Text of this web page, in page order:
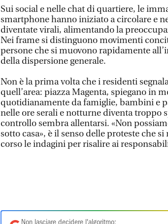
Sui social e nelle chat di quartiere, le
smartphone hanno iniziato a circolare e
diventate virali, alimentando la
Nei frame si distinguono movimenti
persone che si muovono rapidamente
della dispersione generale.
Non è la prima volta che i residenti
quell’area: piazza Magenta, spiegano in
quotidianamente da famiglie, bambini e
nelle ore serali e notturne diventa troppo
controllo sembra allentarsi. «Non
sotto casa», è il senso delle proteste che
corso le indagini per risalire ai
Non lasciare decidere l'algoritmo: